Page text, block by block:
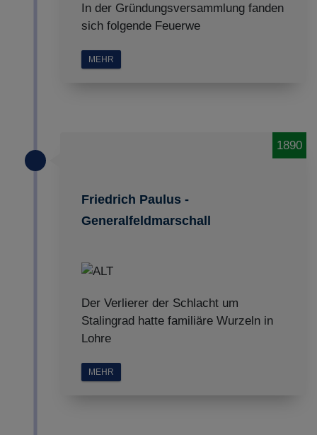
In der Gründungsversammlung fanden
sich folgende Feuerwe
MEHR
Friedrich Paulus -
Generalfeldmarschall
1890
Der Verlierer der Schlacht um
Stalingrad hatte familiäre Wurzeln in
Lohre
MEHR